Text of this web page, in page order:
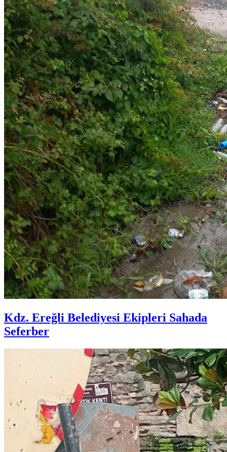
Kdz. Ereğli Belediyesi Ekipleri Sahada
Seferber